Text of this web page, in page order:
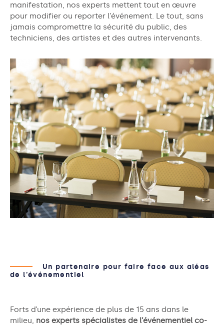
manifestation, nos experts mettent tout en œuvre
pour modifier ou reporter l’événement. Le tout, sans
jamais compromettre la sécurité du public, des
techniciens, des artistes et des autres intervenants.
Un partenaire pour faire face aux aléas
de l’événementiel
Forts d’une expérience de plus de 15 ans dans le
milieu, nos experts spécialistes de l’événementiel co-